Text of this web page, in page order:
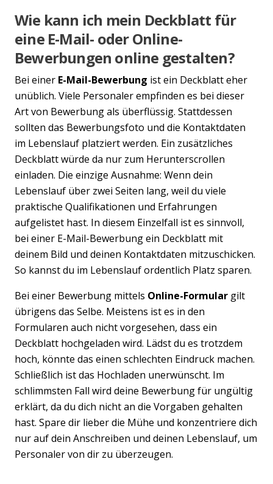
Wie kann ich mein Deckblatt für
eine E-Mail- oder Online-
Bewerbungen online gestalten?
Bei einer E-Mail-Bewerbung ist ein Deckblatt eher
unüblich. Viele Personaler empfinden es bei dieser
Art von Bewerbung als überflüssig. Stattdessen
sollten das Bewerbungsfoto und die Kontaktdaten
im Lebenslauf platziert werden. Ein zusätzliches
Deckblatt würde da nur zum Herunterscrollen
einladen. Die einzige Ausnahme: Wenn dein
Lebenslauf über zwei Seiten lang, weil du viele
praktische Qualifikationen und Erfahrungen
aufgelistet hast. In diesem Einzelfall ist es sinnvoll,
bei einer E-Mail-Bewerbung ein Deckblatt mit
deinem Bild und deinen Kontaktdaten mitzuschicken.
So kannst du im Lebenslauf ordentlich Platz sparen.
Bei einer Bewerbung mittels Online-Formular gilt
übrigens das Selbe. Meistens ist es in den
Formularen auch nicht vorgesehen, dass ein
Deckblatt hochgeladen wird. Lädst du es trotzdem
hoch, könnte das einen schlechten Eindruck machen.
Schließlich ist das Hochladen unerwünscht. Im
schlimmsten Fall wird deine Bewerbung für ungültig
erklärt, da du dich nicht an die Vorgaben gehalten
hast. Spare dir lieber die Mühe und konzentriere dich
nur auf dein Anschreiben und deinen Lebenslauf, um
Personaler von dir zu überzeugen.